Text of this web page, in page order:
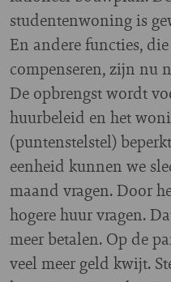
studentenwoning is
En andere functies,
compenseren, zijn nu
De opbrengst wordt
huurbeleid en het
(puntenstelstel)
eenheid kunnen we
maand vragen. Door
hogere huur vragen.
meer betalen. Op de
veel meer geld kwijt.